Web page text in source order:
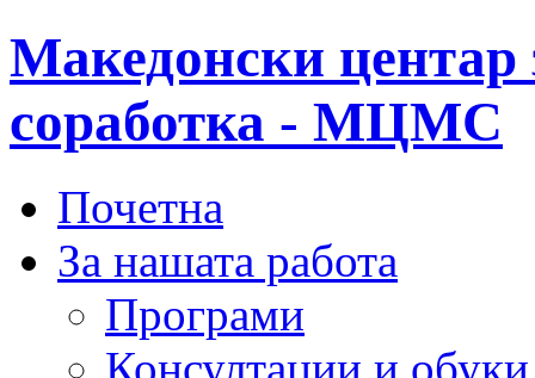
Македонски центар
соработка - МЦМС
Почетна
За нашата работа
Програми
Консултации и обуки